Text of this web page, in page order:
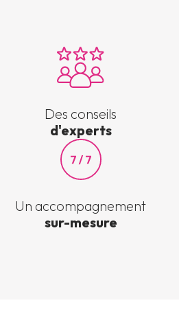
Des conseils
d'experts
Un accompagnement
sur-mesure